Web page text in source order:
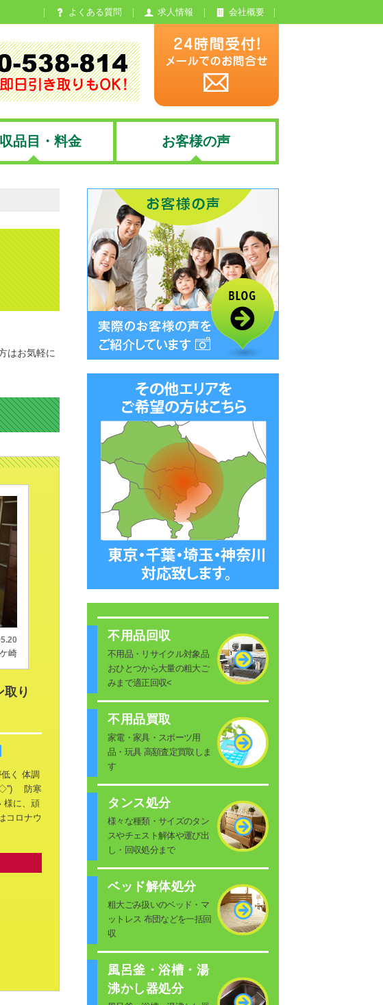
よくある質問 求人情報 会社概要
品目・料金 お客様の声
はお気軽に
崎
取り
く 体調
ゞ
防寒
様に、頑
コロナウ
不用品回収
不用品・リサイクル対象品
おひとつから大量の粗大ご
みまで適正回収<
不用品買取
家電・家具・スポーツ用
品・玩具 高額査定買取しま
す
タンス処分
様々な種類・サイズのタン
スやチェスト解体や運び出
し・回収処分まで
ベッド解体処分
粗大ごみ扱いのベッド・マ
ットレス 布団などを一括回
収
風呂釜・浴槽・湯
沸かし器処分